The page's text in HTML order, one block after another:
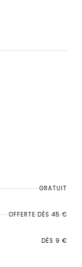
GRATUIT
OFFERTE DÈS 45 €
DÈS 9 €